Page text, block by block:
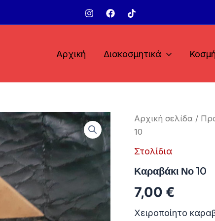
Αρχική
Διακοσμητικά
Αρχική σελίδα /
10
Στολίδια
Καραβάκι Νο 10
7,00 €
Χειροποίητο